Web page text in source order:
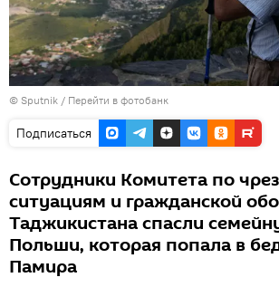
© Sputnik / Перейти в фотобанк
Подписаться
Сотрудники Комитета по
ситуациям и гражданской
Таджикистана спасли
Польши, которая попала в
Памира